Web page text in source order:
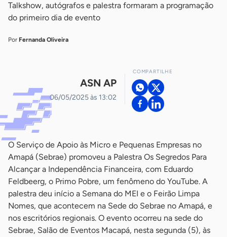
Talkshow, autógrafos e palestra formaram a programação
do primeiro dia de evento
Por Fernanda Oliveira
ASN AP
06/05/2025 às 13:02
COMPARTILHE
O Serviço de Apoio às Micro e Pequenas Empresas no
Amapá (Sebrae) promoveu a Palestra Os Segredos Para
Alcançar a Independência Financeira, com Eduardo
Feldbeerg, o Primo Pobre, um fenômeno do YouTube. A
palestra deu início a Semana do MEI e o Feirão Limpa
Nomes, que acontecem na Sede do Sebrae no Amapá, e
nos escritórios regionais. O evento ocorreu na sede do
Sebrae, Salão de Eventos Macapá, nesta segunda (5), às